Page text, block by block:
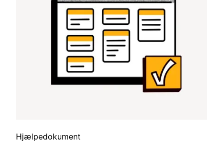
Hjælpedokument